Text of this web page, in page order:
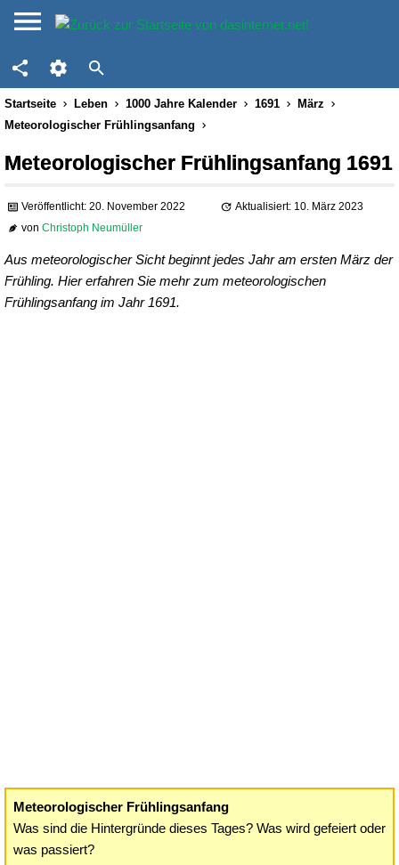
Startseite Leben 1000 Jahre Kalender 1691
März
Meteorologischer Frühlingsanfang
Meteorologischer Frühlingsanfang 1691
Veröffentlicht: 20. November 2022
Aktualisiert: 10. März 2023
vonChristoph Neumüller
Aus meteorologischer Sicht beginnt jedes Jahr am ersten März der
Frühling. Hier erfahren Sie mehr zum meteorologischen
Frühlingsanfang im Jahr 1691.
Meteorologischer Frühlingsanfang
Was sind die Hintergründe dieses Tages? Was wird gefeiert oder
was passiert?